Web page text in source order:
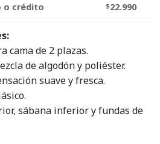
o crédito
$22.990
cama de 2 plazas.
de algodón y poliéster.
suave y fresca.
sábana inferior y fundas de